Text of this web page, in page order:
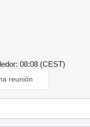
08:08 (CEST)
reunión